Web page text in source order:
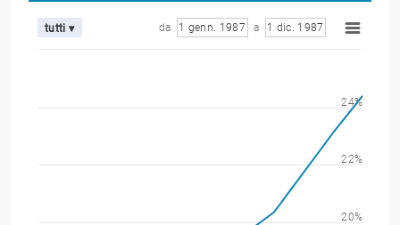
tutti ▾ da 1 genn. 1987 a 1 dic. 1987
20%
22%
24%